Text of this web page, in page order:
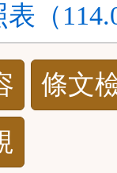
（
條文